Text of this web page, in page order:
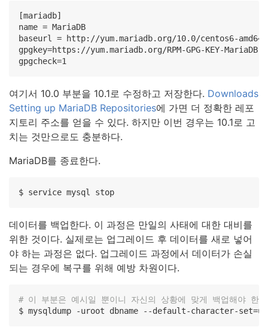
[mariadb]
name = MariaDB
baseurl = http://yum.mariadb.org/10.0/centos6-amd64
gpgkey=https://yum.mariadb.org/RPM-GPG-KEY-MariaDB
gpgcheck=1
여기서 10.0 부분을 10.1로 수정하고 저장한다. Downloads
Setting up MariaDB Repositories에 가면 더 정확한 레포
지토리 주소를 얻을 수 있다. 하지만 이번 경우는 10.1로 고
치는 것만으로도 충분하다.
MariaDB를 종료한다.
$ service mysql stop
데이터를 백업한다. 이 과정은 만일의 사태에 대한 대비를
위한 것이다. 실제로는 업그레이드 후 데이터를 새로 넣어
야 하는 과정은 없다. 업그레이드 과정에서 데이터가 손실
되는 경우에 복구를 위해 예방 차원이다.
# 이 부분은 예시일 뿐이니 자신의 상황에 맞게 백업해야 한
$ mysqldump -uroot dbname --default-character-